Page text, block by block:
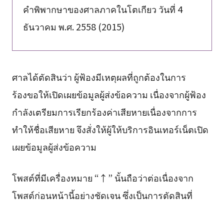
คำพิพากษาของศาลภาคในโตเกียว วันที่ 4
ธันวาคม พ.ศ. 2558 (2015)
ศาลได้ตัดสินว่า ผู้ฟ้องมีเหตุผลที่ถูกต้องในการ
ร้องขอให้เปิดเผยข้อมูลผู้ส่งข้อความ เนื่องจากผู้ฟ้อง
กำลังเตรียมการเรียกร้องค่าเสียหายเนื่องจากการ
ทำให้ชื่อเสียหาย จึงสั่งให้ผู้ให้บริการอินเทอร์เน็ตเปิด
เผยข้อมูลผู้ส่งข้อความ
โพสต์ที่มีเครื่องหมาย “↑” นั้นถือว่าต่อเนื่องจาก
โพสต์ก่อนหน้านี้อย่างชัดเจน ซึ่งเป็นการตัดสินที่